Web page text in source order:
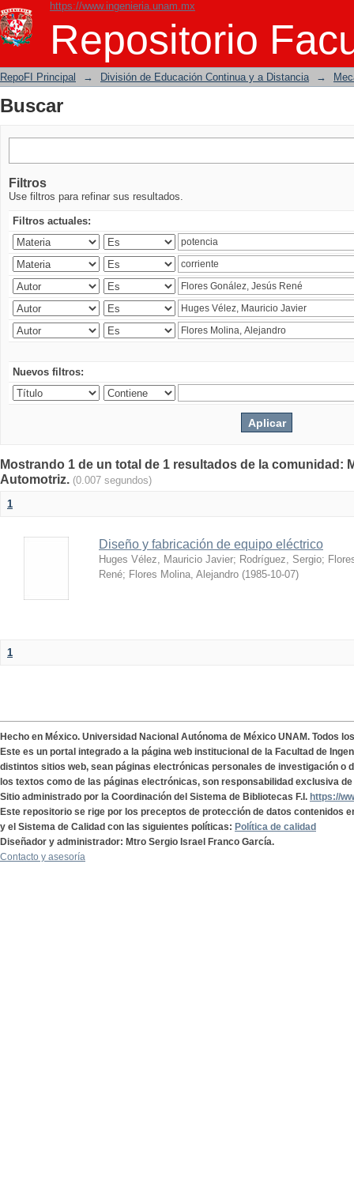
https://www.ingenieria.unam.mx
Repositorio
Buscar
RepoFI Principal → División de Educación Continua y a Distancia →
Buscar
Filtros
Use filtros para refinar sus resultados.
Filtros actuales:
Nuevos filtros:
Mostrando 1 de un total de 1 resultados de la comunidad:
Automotriz. (0.007 segundos)
1
Diseño y fabricación de equipo eléctrico
Huges Vélez, Mauricio Javier; Rodríguez, Sergio;
René; Flores Molina, Alejandro (1985-10-07)
1
Hecho en México. Universidad Nacional Autónoma de México UNAM. Todos
Este es un portal integrado a la página web institucional de la Facultad de
distintos sitios web, sean páginas electrónicas personales de investigación o
los textos como de las páginas electrónicas, son responsabilidad exclusiva
Sitio administrado por la Coordinación del Sistema de Bibliotecas F.I. https://
Este repositorio se rige por los preceptos de protección de datos contenidos
y el Sistema de Calidad con las siguientes políticas: Política de calidad
Diseñador y administrador: Mtro Sergio Israel Franco García.
Contacto y asesoría